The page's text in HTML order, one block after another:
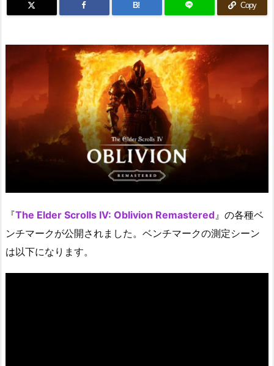
B! Copy
『The Elder Scrolls IV: Oblivion Remastered 』の各種ベ
ンチマークが公開されました。ベンチマークの測定シーン
は以下になります。